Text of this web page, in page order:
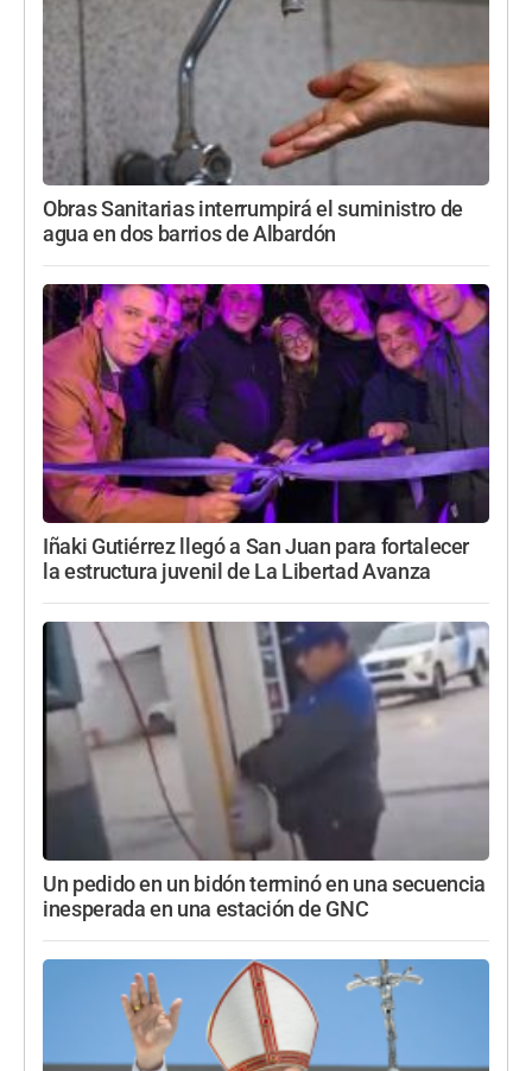
Obras Sanitarias interrumpirá el suministro de
agua en dos barrios de Albardón
Iñaki Gutiérrez llegó a San Juan para fortalecer
la estructura juvenil de La Libertad Avanza
Un pedido en un bidón terminó en una secuencia
inesperada en una estación de GNC